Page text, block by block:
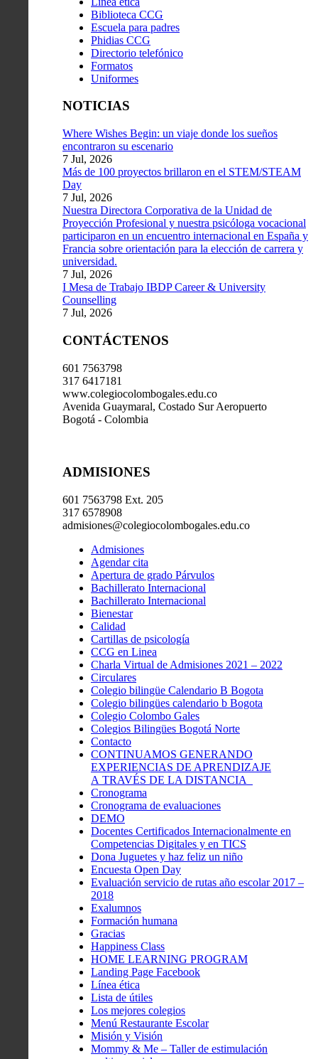
Biblioteca CCG
Escuela para padres
Phidias CCG
Directorio telefónico
Formatos
Uniformes
NOTICIAS
Where Wishes Begin: un viaje donde los sueños
encontraron su escenario
7 Jul, 2026
Más de 100 proyectos brillaron en el STEM/STEAM
Day
7 Jul, 2026
Nuestra Directora Corporativa de la Unidad de
Proyección Profesional y nuestra psicóloga vocacional
participaron en un encuentro internacional en España y
Francia sobre orientación para la elección de carrera y
universidad.
7 Jul, 2026
I Mesa de Trabajo IBDP Career & University
Counselling
7 Jul, 2026
CONTÁCTENOS
601 7563798
317 6417181
www.colegiocolombogales.edu.co
Avenida Guaymaral, Costado Sur Aeropuerto
Bogotá - Colombia
ADMISIONES
601 7563798 Ext. 205
317 6578908
admisiones@colegiocolombogales.edu.co
Admisiones
Agendar cita
Apertura de grado Párvulos
Bachillerato Internacional
Bachillerato Internacional
Bienestar
Calidad
Cartillas de psicología
CCG en Linea
Charla Virtual de Admisiones 2021 – 2022
Circulares
Colegio bilingüe Calendario B Bogota
Colegio bilingües calendario b Bogota
Colegio Colombo Gales
Colegios Bilingües Bogotá Norte
Contacto
CONTINUAMOS GENERANDO
EXPERIENCIAS DE APRENDIZAJE
A TRAVÉS DE LA DISTANCIA
Cronograma
Cronograma de evaluaciones
DEMO
Docentes Certificados Internacionalmente en
Competencias Digitales y en TICS
Dona Juguetes y haz feliz un niño
Encuesta Open Day
Evaluación servicio de rutas año escolar 2017 –
2018
Exalumnos
Formación humana
Gracias
Happiness Class
HOME LEARNING PROGRAM
Landing Page Facebook
Línea ética
Lista de útiles
Los mejores colegios
Menú Restaurante Escolar
Misión y Visión
Mommy & Me – Taller de estimulación